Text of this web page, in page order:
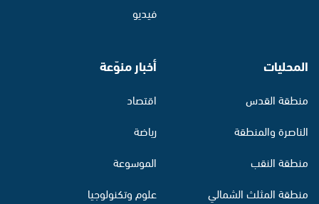
فيديو
المحليات
منطقة القدس
الناصرة والمنطقة
منطقة النقب
منطقة المثلث الشمالي
أخبار منوّعة
اقتصاد
رياضة
الموسوعة
علوم وتكنولوجيا